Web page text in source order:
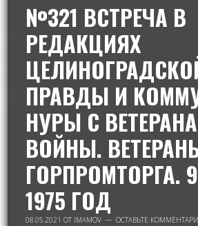
№321 ВСТРЕЧА В
РЕДАКЦИЯХ
ПРАВДЫ И
НУРЫ С
ВОЙНЫ.
ГОРПРОМТОРГА.
1975 ГОД
08.05.2021 ОТ IMAMOV ОСТАВЬТЕ